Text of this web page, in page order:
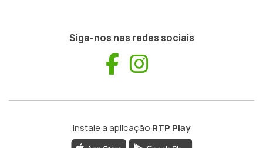
Siga-nos nas redes sociais
Facebook
Instale a aplicação RTP Play